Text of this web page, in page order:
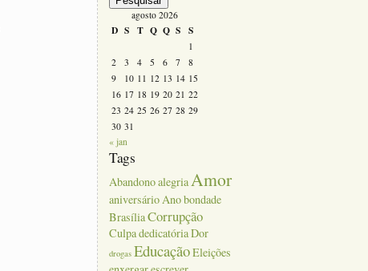
agosto 2026
D S T Q Q S S
1
2
3 4 5 6 7
8
9
10 11 12 13 14 15
16 17 18 19 20 21 22
23 24 25 26 27 28 29
30 31
« jan
Tags
Abandonoalegria Amor
aniversário Anobondade
BrasíliaCorrupção
CulpadedicatóriaDor
drogas EducaçãoEleições